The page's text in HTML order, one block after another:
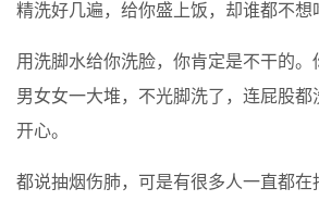
精洗好几遍，给你盛上饭，却谁都不想
用洗脚水给你洗脸，你肯定是不干的。
男女女一大堆，不光脚洗了，连屁股都
开心。
都说抽烟伤肺，可是有很多人一直都在